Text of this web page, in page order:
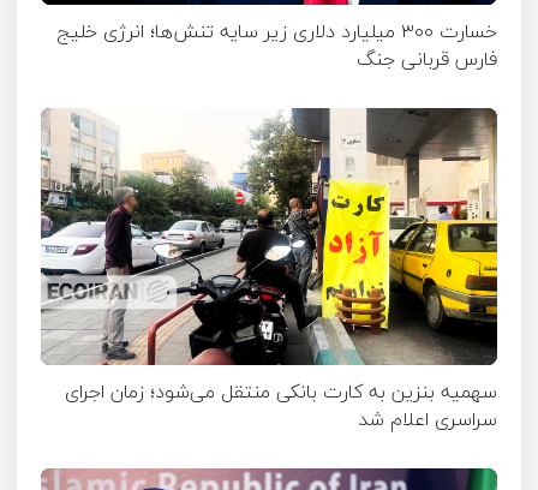
خسارت ۳۰۰ میلیارد دلاری زیر سایه تنش‌ها؛ انرژی خلیج
فارس قربانی جنگ
سهمیه بنزین به کارت بانکی منتقل می‌شود؛ زمان اجرای
سراسری اعلام شد